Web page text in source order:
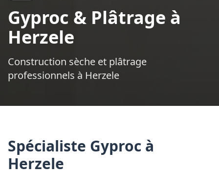
Gyproc & Plâtrage à
Herzele
Construction sèche et plâtrage
professionnels à Herzele
Spécialiste Gyproc à
Herzele